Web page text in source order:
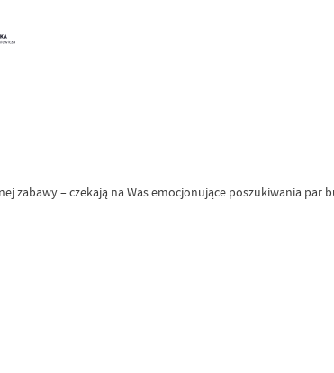
zabawy – czekają na Was emocjonujące poszukiwania par